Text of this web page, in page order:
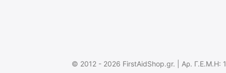
© 2012 - 2026 FirstAidShop.gr. | Αρ. Γ.Ε.Μ.Η: